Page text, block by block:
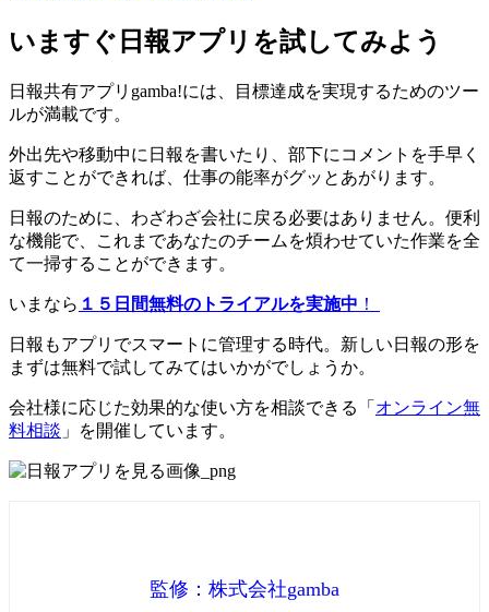
いますぐ日報アプリを試してみよう
日報共有アプリgamba!には、目標達成を実現するためのツー
ルが満載です。
外出先や移動中に日報を書いたり、部下にコメントを手早く
返すことができれば、仕事の能率がグッとあがります。
日報のために、わざわざ会社に戻る必要はありません。便利
な機能で、これまであなたのチームを煩わせていた作業を全
て一掃することができます。
いまなら １５日間無料のトライアルを実施中 ！
日報もアプリでスマートに管理する時代。新しい日報の形を
まずは無料で試してみてはいかがでしょうか。
会社様に応じた効果的な使い方を相談できる「 オンライン無
料相談 」を開催しています。
監修：株式会社gamba